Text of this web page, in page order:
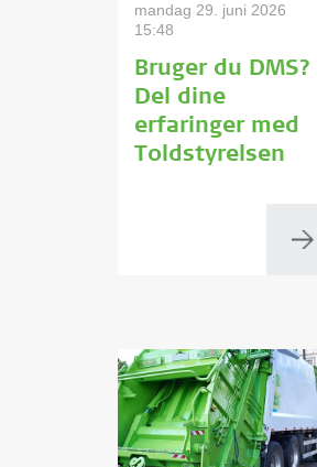
mandag 29. juni 2026
15:48
Bruger du DMS?
Del dine
erfaringer med
Toldstyrelsen